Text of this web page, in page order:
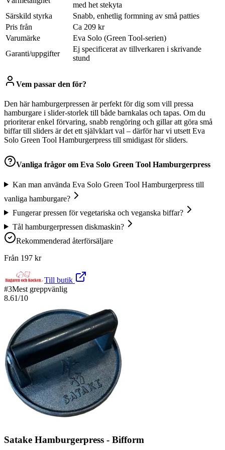
med het stekyta
Särskild styrka
Snabb, enhetlig formning av små patties
Pris från
Ca 209 kr
Varumärke
Eva Solo (Green Tool-serien)
Garanti/uppgifter
Ej specificerat av tillverkaren i skrivande
stund
Vem passar den för?
Den här hamburgerpressen är perfekt för dig som vill pressa
hamburgare i slider-storlek till både barnkalas och tapas. Om du
prioriterar enkel förvaring, snabb rengöring och gillar att göra små
biffar till sliders är det ett självklart val – därför har vi utsett Eva
Solo Green Tool Hamburgerpress till smidigast för sliders.
Vanliga frågor om Eva Solo Green Tool Hamburgerpress
Kan man använda Eva Solo Green Tool Hamburgerpress till
vanliga hamburgare?
Fungerar pressen för vegetariska och veganska biffar?
Tål hamburgerpressen diskmaskin?
Rekommenderad återförsäljare
Från 197 kr
Till butik
#3Mest greppvänlig
8.61/10
Satake Hamburgerpress - Bifform